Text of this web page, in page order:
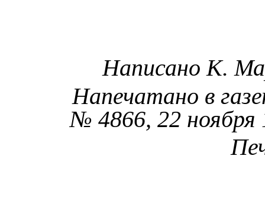
Написано К.
Напечатано в
№ 4866, 22 ноября